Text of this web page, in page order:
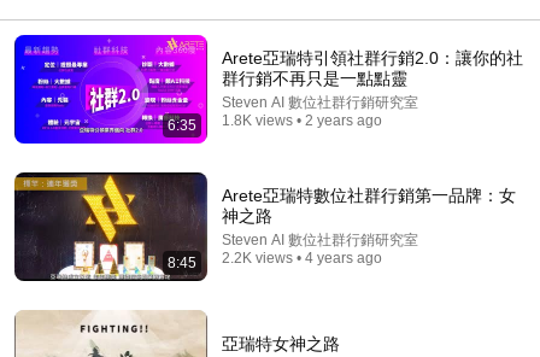
Comments
Comment...
6:35
Arete亞瑞特引領社群行銷2.0：讓你的社
群行銷不再只是一點點靈
Steven AI 數位社群行銷研究室
1.8K views • 2 years ago
8:45
Arete亞瑞特數位社群行銷第一品牌：女
神之路
Steven AI 數位社群行銷研究室
2.2K views • 4 years ago
亞瑞特女神之路